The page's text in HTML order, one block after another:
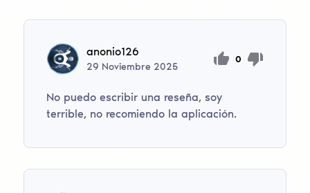
anonio126
29 Noviembre 2025
0
No puedo escribir una reseña, soy
terrible, no recomiendo la aplicación.